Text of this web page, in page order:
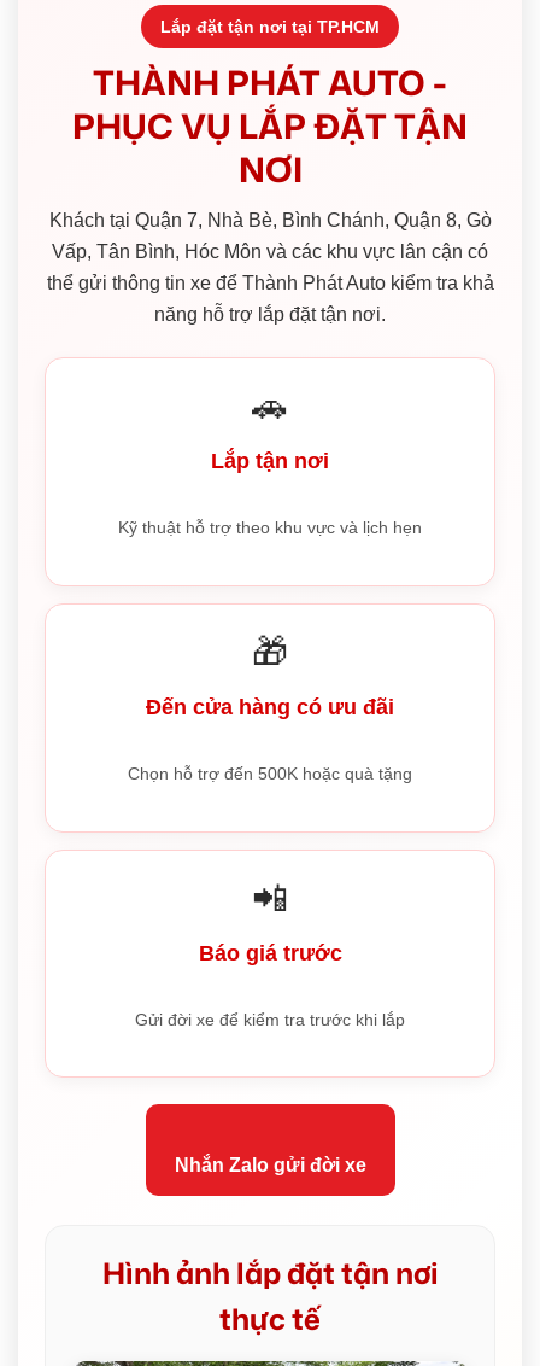
Lắp đặt tận nơi tại TP.HCM
THÀNH PHÁT AUTO -
PHỤC VỤ LẮP ĐẶT TẬN
NƠI
Khách tại Quận 7, Nhà Bè, Bình Chánh, Quận 8, Gò
Vấp, Tân Bình, Hóc Môn và các khu vực lân cận có
thể gửi thông tin xe để Thành Phát Auto kiểm tra khả
năng hỗ trợ lắp đặt tận nơi.
🚗
Lắp tận nơi
Kỹ thuật hỗ trợ theo khu vực và lịch hẹn
🎁
Đến cửa hàng có ưu đãi
Chọn hỗ trợ đến 500K hoặc quà tặng
📲
Báo giá trước
Gửi đời xe để kiểm tra trước khi lắp
Nhắn Zalo gửi đời xe
Hình ảnh lắp đặt tận nơi
thực tế